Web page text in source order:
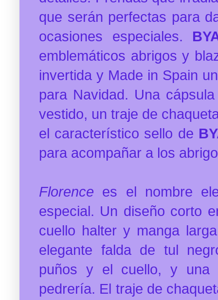
que serán perfectas para
ocasiones especiales.
emblemáticos abrigos y
invertida y Made in Spain
para Navidad. Una
vestido, un traje de
el característico sello de
para acompañar a los
Florence es el nombre
especial. Un diseño corto
cuello halter y manga
elegante falda de tul
puños y el cuello, y una
pedrería. El traje de